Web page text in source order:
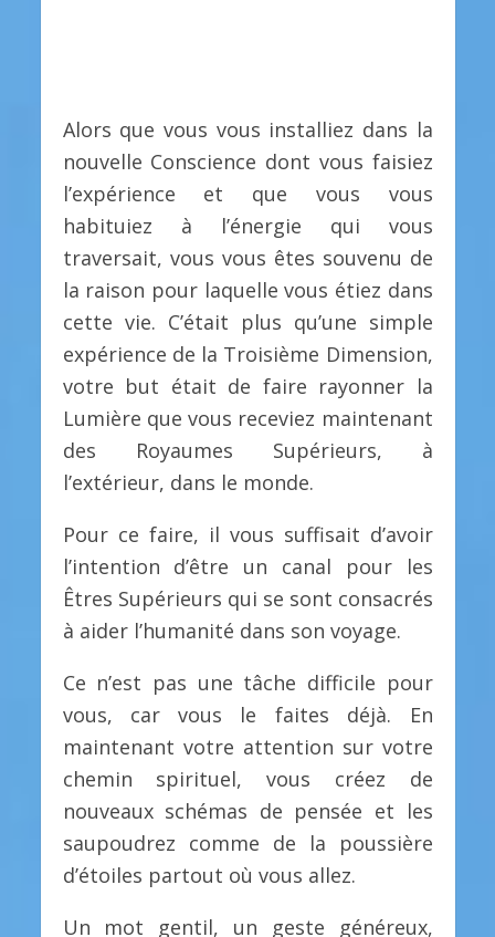
Alors que vous vous installiez dans la
nouvelle Conscience dont vous faisiez
l’expérience et que vous vous
habituiez à l’énergie qui vous
traversait, vous vous êtes souvenu de
la raison pour laquelle vous étiez dans
cette vie. C’était plus qu’une simple
expérience de la Troisième Dimension,
votre but était de faire rayonner la
Lumière que vous receviez maintenant
des Royaumes Supérieurs, à
l’extérieur, dans le monde.
Pour ce faire, il vous suffisait d’avoir
l’intention d’être un canal pour les
Êtres Supérieurs qui se sont consacrés
à aider l’humanité dans son voyage.
Ce n’est pas une tâche difficile pour
vous, car vous le faites déjà. En
maintenant votre attention sur votre
chemin spirituel, vous créez de
nouveaux schémas de pensée et les
saupoudrez comme de la poussière
d’étoiles partout où vous allez.
Un mot gentil, un geste généreux,